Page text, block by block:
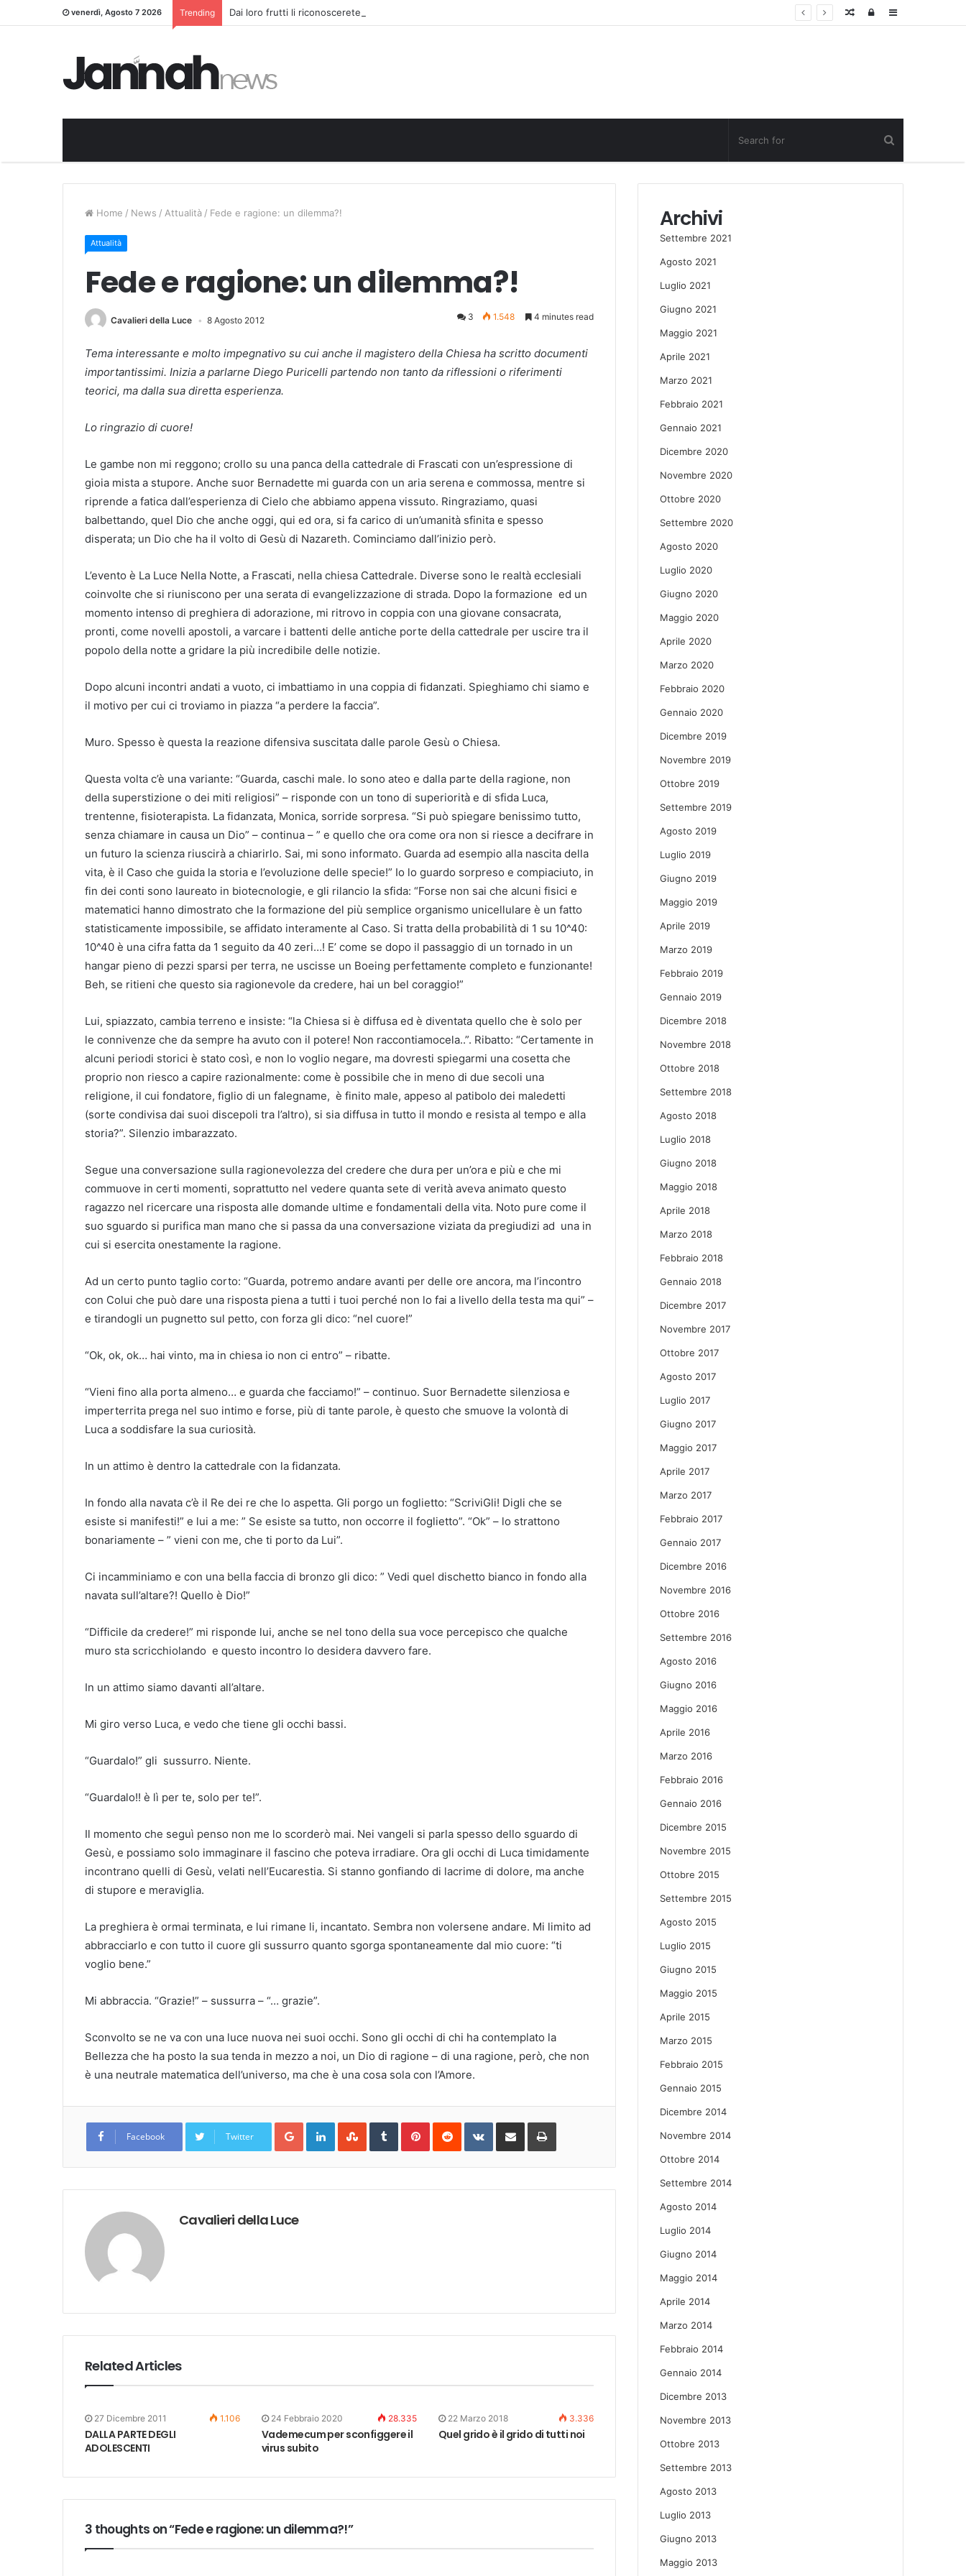
venerdì, Agosto 7 2026 Trending Dai loro frutti li riconoscerete Sidebar
Log
Random
Home / News / Attualità / Fede e ragione: un dilemma?!
Attualità
Fede e ragione: un dilemma?!
Cavalieri della Luce 8 Agosto 2012 3 1.548 4 minutes read
Tema interessante e molto impegnativo su cui anche il magistero della Chiesa ha scritto documenti
importantissimi. Inizia a parlarne Diego Puricelli partendo non tanto da riflessioni o riferimenti
teorici, ma dalla sua diretta esperienza.
Lo ringrazio di cuore!
Le gambe non mi reggono; crollo su una panca della cattedrale di Frascati con un’espressione di
gioia mista a stupore. Anche suor Bernadette mi guarda con un aria serena e commossa, mentre si
riprende a fatica dall’esperienza di Cielo che abbiamo appena vissuto. Ringraziamo, quasi
balbettando, quel Dio che anche oggi, qui ed ora, si fa carico di un’umanità sfinita e spesso
disperata; un Dio che ha il volto di Gesù di Nazareth. Cominciamo dall’inizio però.
L’evento è La Luce Nella Notte, a Frascati, nella chiesa Cattedrale. Diverse sono le realtà ecclesiali
coinvolte che si riuniscono per una serata di evangelizzazione di strada. Dopo la formazione ed un
momento intenso di preghiera di adorazione, mi ritrovo in coppia con una giovane consacrata,
pronti, come novelli apostoli, a varcare i battenti delle antiche porte della cattedrale per uscire tra il
popolo della notte a gridare la più incredibile delle notizie.
Dopo alcuni incontri andati a vuoto, ci imbattiamo in una coppia di fidanzati. Spieghiamo chi siamo e
il motivo per cui ci troviamo in piazza “a perdere la faccia”.
Muro. Spesso è questa la reazione difensiva suscitata dalle parole Gesù o Chiesa.
Questa volta c’è una variante: “Guarda, caschi male. Io sono ateo e dalla parte della ragione, non
della superstizione o dei miti religiosi” – risponde con un tono di superiorità e di sfida Luca,
trentenne, fisioterapista. La fidanzata, Monica, sorride sorpresa. “Si può spiegare benissimo tutto,
senza chiamare in causa un Dio” – continua – ” e quello che ora come ora non si riesce a decifrare in
un futuro la scienza riuscirà a chiarirlo. Sai, mi sono informato. Guarda ad esempio alla nascita della
vita, è il Caso che guida la storia e l’evoluzione delle specie!” Io lo guardo sorpreso e compiaciuto, in
fin dei conti sono laureato in biotecnologie, e gli rilancio la sfida: “Forse non sai che alcuni fisici e
matematici hanno dimostrato che la formazione del più semplice organismo unicellulare è un fatto
statisticamente impossibile, se affidato interamente al Caso. Si tratta della probabilità di 1 su 10^40:
10^40 è una cifra fatta da 1 seguito da 40 zeri…! E’ come se dopo il passaggio di un tornado in un
hangar pieno di pezzi sparsi per terra, ne uscisse un Boeing perfettamente completo e funzionante!
Beh, se ritieni che questo sia ragionevole da credere, hai un bel coraggio!”
Lui, spiazzato, cambia terreno e insiste: “la Chiesa si è diffusa ed è diventata quello che è solo per
le connivenze che da sempre ha avuto con il potere! Non raccontiamocela..”. Ribatto: “Certamente in
alcuni periodi storici è stato così, e non lo voglio negare, ma dovresti spiegarmi una cosetta che
proprio non riesco a capire razionalmente: come è possibile che in meno di due secoli una
religione, il cui fondatore, figlio di un falegname, è finito male, appeso al patibolo dei maledetti
(sorte condivisa dai suoi discepoli tra l’altro), si sia diffusa in tutto il mondo e resista al tempo e alla
storia?”. Silenzio imbarazzato.
Segue una conversazione sulla ragionevolezza del credere che dura per un’ora e più e che mi
commuove in certi momenti, soprattutto nel vedere quanta sete di verità aveva animato questo
ragazzo nel ricercare una risposta alle domande ultime e fondamentali della vita. Noto pure come il
suo sguardo si purifica man mano che si passa da una conversazione viziata da pregiudizi ad una in
cui si esercita onestamente la ragione.
Ad un certo punto taglio corto: “Guarda, potremo andare avanti per delle ore ancora, ma l’incontro
con Colui che può dare una risposta piena a tutti i tuoi perché non lo fai a livello della testa ma qui” –
e tirandogli un pugnetto sul petto, con forza gli dico: “nel cuore!”
“Ok, ok, ok… hai vinto, ma in chiesa io non ci entro” – ribatte.
“Vieni fino alla porta almeno… e guarda che facciamo!” – continuo. Suor Bernadette silenziosa e
imperterrita prega nel suo intimo e forse, più di tante parole, è questo che smuove la volontà di
Luca a soddisfare la sua curiosità.
In un attimo è dentro la cattedrale con la fidanzata.
In fondo alla navata c’è il Re dei re che lo aspetta. Gli porgo un foglietto: “ScriviGli! Digli che se
esiste si manifesti!” e lui a me: ” Se esiste sa tutto, non occorre il foglietto”. “Ok” – lo strattono
bonariamente – ” vieni con me, che ti porto da Lui”.
Ci incamminiamo e con una bella faccia di bronzo gli dico: ” Vedi quel dischetto bianco in fondo alla
navata sull’altare?! Quello è Dio!”
“Difficile da credere!” mi risponde lui, anche se nel tono della sua voce percepisco che qualche
muro sta scricchiolando e questo incontro lo desidera davvero fare.
In un attimo siamo davanti all’altare.
Mi giro verso Luca, e vedo che tiene gli occhi bassi.
“Guardalo!” gli sussurro. Niente.
“Guardalo!! è lì per te, solo per te!”.
Il momento che seguì penso non me lo scorderò mai. Nei vangeli si parla spesso dello sguardo di
Gesù, e possiamo solo immaginare il fascino che poteva irradiare. Ora gli occhi di Luca timidamente
incontrano quelli di Gesù, velati nell’Eucarestia. Si stanno gonfiando di lacrime di dolore, ma anche
di stupore e meraviglia.
La preghiera è ormai terminata, e lui rimane li, incantato. Sembra non volersene andare. Mi limito ad
abbracciarlo e con tutto il cuore gli sussurro quanto sgorga spontaneamente dal mio cuore: “ti
voglio bene.”
Mi abbraccia. “Grazie!” – sussurra – “… grazie”.
Sconvolto se ne va con una luce nuova nei suoi occhi. Sono gli occhi di chi ha contemplato la
Bellezza che ha posto la sua tenda in mezzo a noi, un Dio di ragione – di una ragione, però, che non
è una neutrale matematica dell’universo, ma che è una cosa sola con l’Amore.
Facebook Twitter
Google+LinkedInStumbleUpon
TumblrPinterestReddit VKontakteShare
Email
Print
Cavalieri della Luce
Related Articles
27 Dicembre 2011 1.106
DALLA PARTE DEGLI
ADOLESCENTI
24 Febbraio 2020 28.335
Vademecum per sconfiggere il
virus subito
22 Marzo 2018 3.336
Quel grido è il grido di tutti noi
3 thoughts on “Fede e ragione: un dilemma?!”
Archivi
Settembre 2021
Agosto 2021
Luglio 2021
Giugno 2021
Maggio 2021
Aprile 2021
Marzo 2021
Febbraio 2021
Gennaio 2021
Dicembre 2020
Novembre 2020
Ottobre 2020
Settembre 2020
Agosto 2020
Luglio 2020
Giugno 2020
Maggio 2020
Aprile 2020
Marzo 2020
Febbraio 2020
Gennaio 2020
Dicembre 2019
Novembre 2019
Ottobre 2019
Settembre 2019
Agosto 2019
Luglio 2019
Giugno 2019
Maggio 2019
Aprile 2019
Marzo 2019
Febbraio 2019
Gennaio 2019
Dicembre 2018
Novembre 2018
Ottobre 2018
Settembre 2018
Agosto 2018
Luglio 2018
Giugno 2018
Maggio 2018
Aprile 2018
Marzo 2018
Febbraio 2018
Gennaio 2018
Dicembre 2017
Novembre 2017
Ottobre 2017
Agosto 2017
Luglio 2017
Giugno 2017
Maggio 2017
Aprile 2017
Marzo 2017
Febbraio 2017
Gennaio 2017
Dicembre 2016
Novembre 2016
Ottobre 2016
Settembre 2016
Agosto 2016
Giugno 2016
Maggio 2016
Aprile 2016
Marzo 2016
Febbraio 2016
Gennaio 2016
Dicembre 2015
Novembre 2015
Ottobre 2015
Settembre 2015
Agosto 2015
Luglio 2015
Giugno 2015
Maggio 2015
Aprile 2015
Marzo 2015
Febbraio 2015
Gennaio 2015
Dicembre 2014
Novembre 2014
Ottobre 2014
Settembre 2014
Agosto 2014
Luglio 2014
Giugno 2014
Maggio 2014
Aprile 2014
Marzo 2014
Febbraio 2014
Gennaio 2014
Dicembre 2013
Novembre 2013
Ottobre 2013
Settembre 2013
Agosto 2013
Luglio 2013
Giugno 2013
Maggio 2013